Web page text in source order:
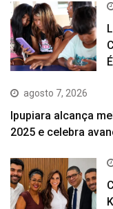
agosto 7, 2026
Ipupiara alcança
2025 e celebra